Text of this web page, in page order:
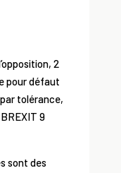
2
pour défaut
par tolérance,
9
sont des